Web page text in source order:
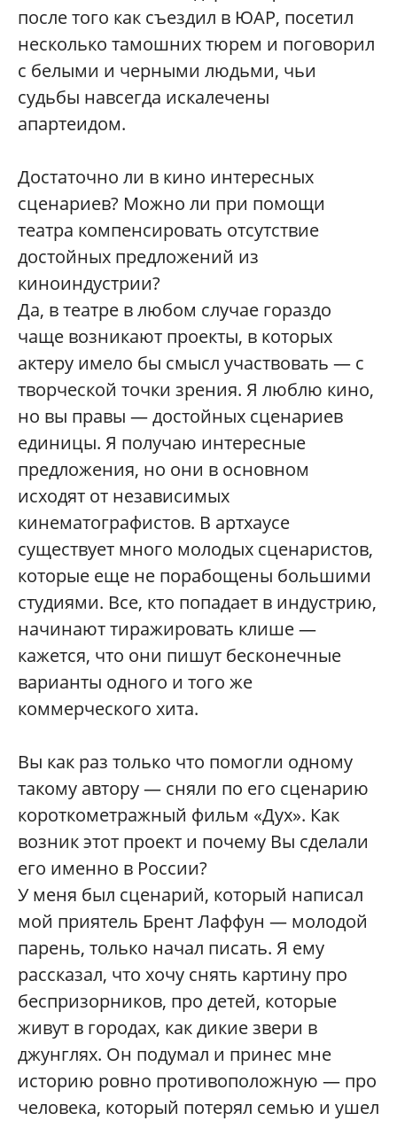
после того как съездил в ЮАР, посетил
несколько тамошних тюрем и поговорил
с белыми и черными людьми, чьи
судьбы навсегда искалечены
апартеидом.
Достаточно ли в кино интересных
сценариев? Можно ли при помощи
театра компенсировать отсутствие
достойных предложений из
киноиндустрии?
Да, в театре в любом случае гораздо
чаще возникают проекты, в которых
актеру имело бы смысл участвовать — с
творческой точки зрения. Я люблю кино,
но вы правы — достойных сценариев
единицы. Я получаю интересные
предложения, но они в основном
исходят от независимых
кинематографистов. В артхаусе
существует много молодых сценаристов,
которые еще не порабощены большими
студиями. Все, кто попадает в индустрию,
начинают тиражировать клише —
кажется, что они пишут бесконечные
варианты одного и того же
коммерческого хита.
Вы как раз только что помогли одному
такому автору — сняли по его сценарию
короткометражный фильм «Дух». Как
возник этот проект и почему Вы сделали
его именно в России?
У меня был сценарий, который написал
мой приятель Брент Лаффун — молодой
парень, только начал писать. Я ему
рассказал, что хочу снять картину про
беспризорников, про детей, которые
живут в городах, как дикие звери в
джунглях. Он подумал и принес мне
историю ровно противоположную — про
человека, который потерял семью и ушел